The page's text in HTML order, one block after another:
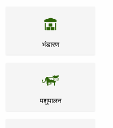
भंडारण
पशुपालन